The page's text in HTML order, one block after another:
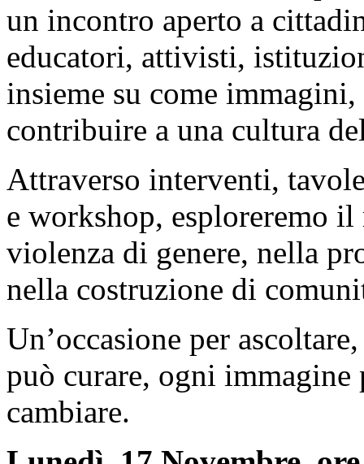
un incontro aperto a
educatori, attivisti,
insieme su come
contribuire a una cultura
Attraverso interventi,
e workshop, esploreremo
violenza di genere, nella
nella costruzione di
Un’occasione per
può curare, ogni immagine
cambiare.